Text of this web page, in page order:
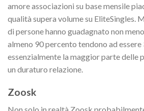
amore associazioni su base mensile
qualità supera volume su EliteSingles.
di persone hanno guadagnato non
almeno 90 percento tendono ad
essenzialmente la maggior parte delle
un duraturo relazione.
Zoosk